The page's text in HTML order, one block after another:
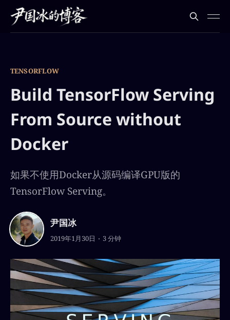
TENSORFLOW
Build TensorFlow Serving
From Source without
Docker
如果不使用Docker从源码编译GPU版的
TensorFlow Serving。
尹国冰
2019年1月30日 3 分钟